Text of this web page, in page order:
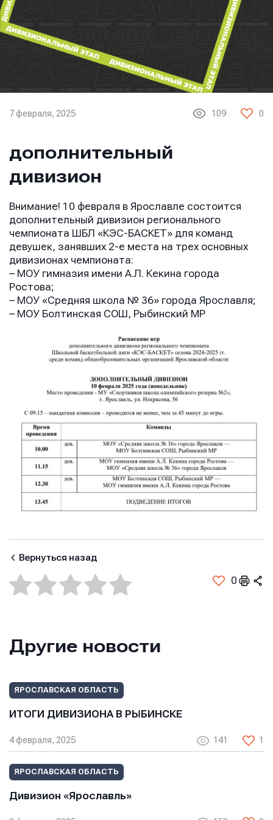
7 февраля, 2025 109 0
дополнительный
дивизион
Внимание! 10 февраля в Ярославле состоится
дополнительный дивизион регионального
чемпионата ШБЛ «КЭС-БАСКЕТ» для команд
девушек, занявших 2-е места на трех основных
дивизионах чемпионата:
– МОУ гимназия имени А.Л. Кекина города
Ростова;
– МОУ «Средняя школа № 36» города Ярославля;
– МОУ Болтинская СОШ, Рыбинский МР
Вернуться назад
0
Другие новости
ЯРОСЛАВСКАЯ ОБЛАСТЬ
ИТОГИ ДИВИЗИОНА В РЫБИНСКЕ
4 февраля, 2025 141 1
ЯРОСЛАВСКАЯ ОБЛАСТЬ
Дивизион «Ярославль»
Имя
Телефон
Сообщение
Имя
Телефон
Сообщение
Имя
E-mail
Телефон
Сообщение